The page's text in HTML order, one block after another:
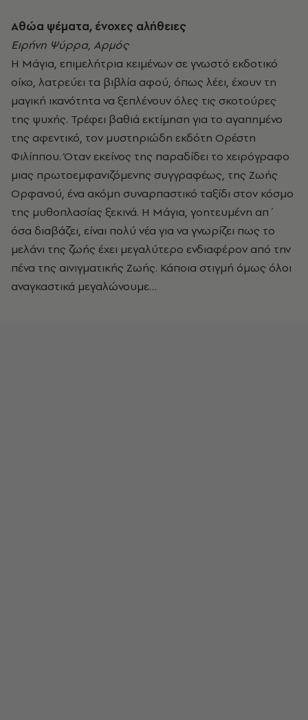
Αθώα ψέματα, ένοχες αλήθειες
Ειρήνη Ψύρρα, Αρμός
Η Μάγια, επιμελήτρια κειμένων σε γνωστό εκδοτικό
οίκο, λατρεύει τα βιβλία αφού, όπως λέει, έχουν τη
μαγική ικανότητα να ξεπλένουν όλες τις σκοτούρες
της ψυχής. Τρέφει βαθιά εκτίμηση για το αγαπημένο
της αφεντικό, τον μυστηριώδη εκδότη Ορέστη
Φιλίππου. Όταν εκείνος της παραδίδει το χειρόγραφο
μιας πρωτοεμφανιζόμενης συγγραφέως, της Ζωής
Ορφανού, ένα ακόμη συναρπαστικό ταξίδι στον κόσμο
της μυθοπλασίας ξεκινά. Η Μάγια, γοητευμένη απ΄
όσα διαβάζει, είναι πολύ νέα για να γνωρίζει πως το
μελάνι της ζωής έχει μεγαλύτερο ενδιαφέρον από την
πένα της αινιγματικής Ζωής. Κάποια στιγμή όμως όλοι
αναγκαστικά μεγαλώνουμε…